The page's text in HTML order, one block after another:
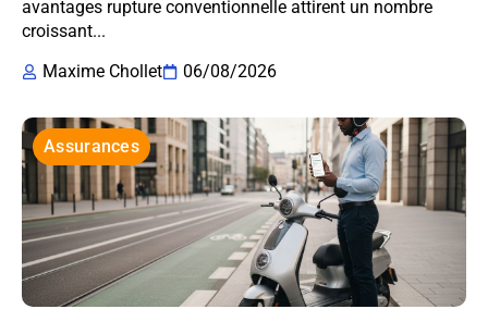
avantages rupture conventionnelle attirent un nombre
croissant...
Maxime Chollet
06/08/2026
Assurances